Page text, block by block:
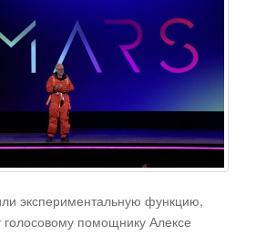
экспериментальную функцию,
голосовому помощнику Алексе